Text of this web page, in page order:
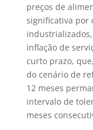
preços de
significativa por
inflação de
curto prazo,
do cenário de
12 meses
intervalo de
meses